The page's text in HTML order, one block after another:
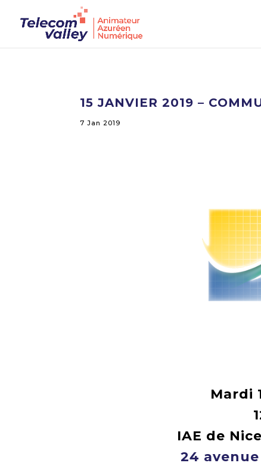
15 JANVIER 2019 –
7 Jan 2019
Mardi
IAE de
24